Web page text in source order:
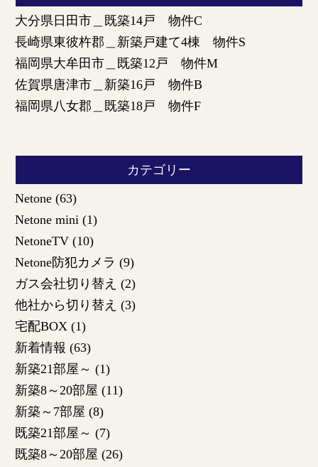
大分県日田市＿既築14戸 物件C
長崎県東彼杵郡＿新築戸建て4棟 物件S
福岡県大牟田市＿既築12戸 物件M
佐賀県唐津市＿新築16戸 物件B
福岡県八女郡＿既築18戸 物件F
カテゴリー
Netone (63)
Netone mini (1)
NetoneTV (10)
Netone防犯カメラ (9)
ガス会社切り替え (2)
他社から切り替え (3)
宅配BOX (1)
新着情報 (63)
新築21部屋～ (1)
新築8～20部屋 (11)
新築～7部屋 (8)
既築21部屋～ (7)
既築8～20部屋 (26)